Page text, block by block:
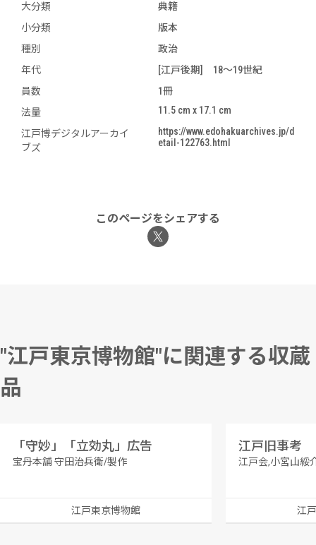
大分類
典籍
小分類
版本
種別
政治
年代
[江戸後期] 18～19世紀
員数
1冊
法量
11.5 cm x 17.1 cm
江戸博デジタルアーカイ
ブズ
https://www.edohakuarchives.jp/d
etail-122763.html
このページをシェアする
"江戸東京博物館"に関連する収蔵
品
「守妙」「立効丸」広告
宝丹本舗 守田治兵衛/製作
江戸東京博物館
江戸旧事考
江戸会,小宮山綏
江